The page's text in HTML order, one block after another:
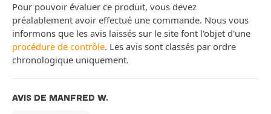
Pour pouvoir évaluer ce produit, vous devez
préalablement avoir effectué une commande. Nous vous
informons que les avis laissés sur le site font l'objet d'une
procédure de contrôle. Les avis sont classés par ordre
chronologique uniquement.
AVIS DE MANFRED W.